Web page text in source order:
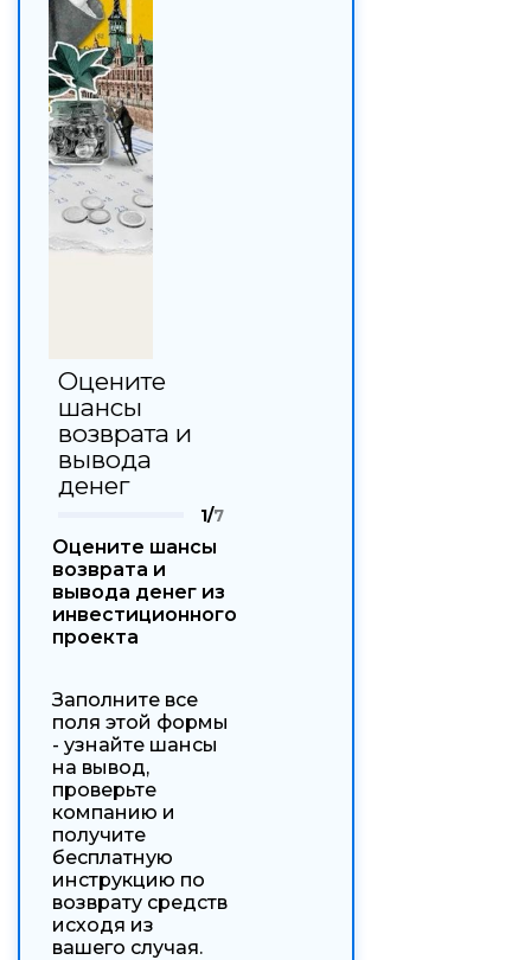
Оцените
шансы
возврата и
вывода
денег
1/7
Оцените шансы
возврата и
вывода денег из
инвестиционного
проекта
Заполните все
поля этой формы
- узнайте шансы
на вывод,
проверьте
компанию и
получите
бесплатную
инструкцию по
возврату средств
исходя из
вашего случая.